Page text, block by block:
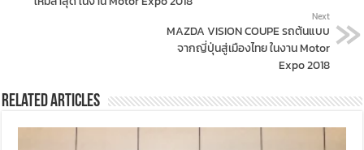
Next
MAZDA VISION COUPE รถต้นแบบ
จากญี่ปุ่นสู่เมืองไทย ในงาน Motor
Expo 2018
Related Articles